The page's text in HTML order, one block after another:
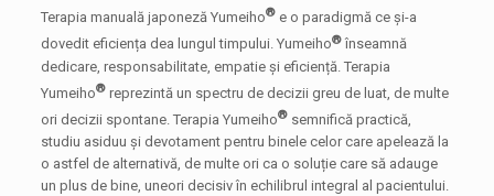
Terapia manuală japoneză Yumeiho® e o paradigmă ce și-a
dovedit eficiența dea lungul timpului. Yumeiho®înseamnă
dedicare, responsabilitate, empatie și eficiență. Terapia
Yumeiho® reprezintă un spectru de decizii greu de luat, de multe
ori decizii spontane. Terapia Yumeiho® semnifică practică,
studiu asiduu și devotament pentru binele celor care apelează la
o astfel de alternativă, de multe ori ca o soluție care să adauge
un plus de bine, uneori decisiv în echilibrul integral al pacientului.